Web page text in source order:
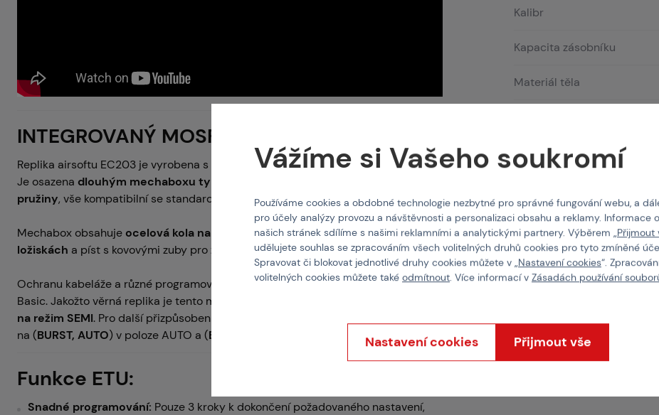
INTEGROVANÝ MOSFET
Replika airsoftu EC203 je vyrobena s precizními a vysoce kvalitními díly.
Je osazena dlouhým mechaboxu typu v.2 se systémem rychlé výměny
pružiny, vše kompatibilní se standardy TM.
Mechabox obsahuje ocelová kola namontovaná na 8mm kuličkových
ložiskách a píst s kovovými zuby pro zvýšenou odolnost.
Ochranu kabeláže a různé programovací režimy zajišťuje systém Eshooter ETU
Basic. Jakožto věrná replika je tento model
na režim SEMI. Pro další přizpůsobení mohou nároční hráči přepnout režimy
na (BURST, AUTO) v poloze AUTO a (BINARY
Funkce ETU:
Snadné programování: Pouze 3 kroky k dokončení požadovaného nastavení,
Kalibr
Kapacita zásobníku
Materiál těla
Systém uchycení
Typ ložisek
Typ mechaboxu
Velikost ložisek
Závit na tlumič
Vážíme si Vašeho soukromí
Používáme cookies a obdobné technologie nezbytné pro správné fungování webu, a
pro účely analýzy provozu a návštěvnosti a personalizaci obsahu a reklamy. Informace
našich stránek sdílíme s našimi reklamními a analytickými partnery. Výběrem „Přijmout
udělujete souhlas se zpracováním všech volitelných druhů cookies pro tyto zmíněné
Spravovat či blokovat jednotlivé druhy cookies můžete v „Nastavení cookies“.
volitelných cookies můžete také odmítnout. Více informací v Zásadách používání
Nastavení cookies Přijmout vše